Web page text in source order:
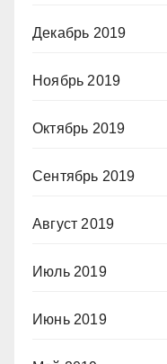
Декабрь 2019
Ноябрь 2019
Октябрь 2019
Сентябрь 2019
Август 2019
Июль 2019
Июнь 2019